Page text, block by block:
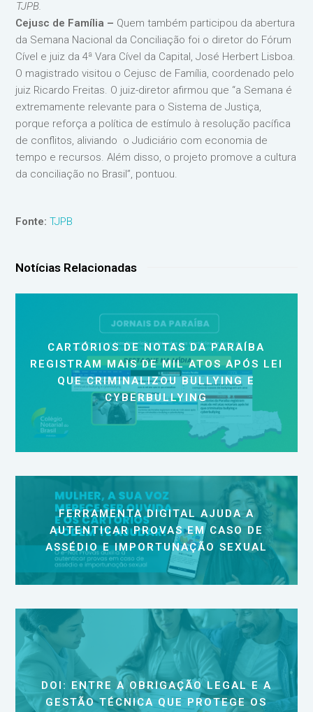
TJPB.
Cejusc de Família – Quem também participou da abertura
da Semana Nacional da Conciliação foi o diretor do Fórum
Cível e juiz da 4ª Vara Cível da Capital, José Herbert Lisboa.
O magistrado visitou o Cejusc de Família, coordenado pelo
juiz Ricardo Freitas. O juiz-diretor afirmou que “a Semana é
extremamente relevante para o Sistema de Justiça,
porque reforça a política de estímulo à resolução pacífica
de conflitos, aliviando o Judiciário com economia de
tempo e recursos. Além disso, o projeto promove a cultura
da conciliação no Brasil”, pontuou.
Fonte: TJPB
Notícias Relacionadas
CARTÓRIOS DE NOTAS DA PARAÍBA
REGISTRAM MAIS DE MIL ATOS APÓS LEI
QUE CRIMINALIZOU BULLYING E
CYBERBULLYING
FERRAMENTA DIGITAL AJUDA A
AUTENTICAR PROVAS EM CASO DE
ASSÉDIO E IMPORTUNAÇÃO SEXUAL
DOI: ENTRE A OBRIGAÇÃO LEGAL E A
GESTÃO TÉCNICA QUE PROTEGE OS